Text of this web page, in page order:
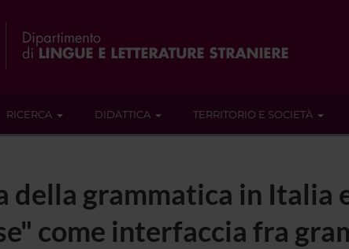
RICERCA DIDATTICA TERRITORIO E SOCIETÀ
della grammatica in Italia
come interfaccia fra